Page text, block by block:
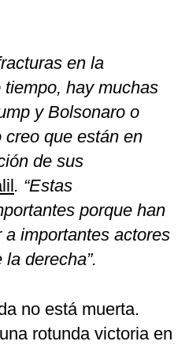
en la
hay muchas
y Bolsonaro o
que están en
de sus
. “Estas
porque han
importantes actores
derecha”.
no está muerta.
rotunda victoria en